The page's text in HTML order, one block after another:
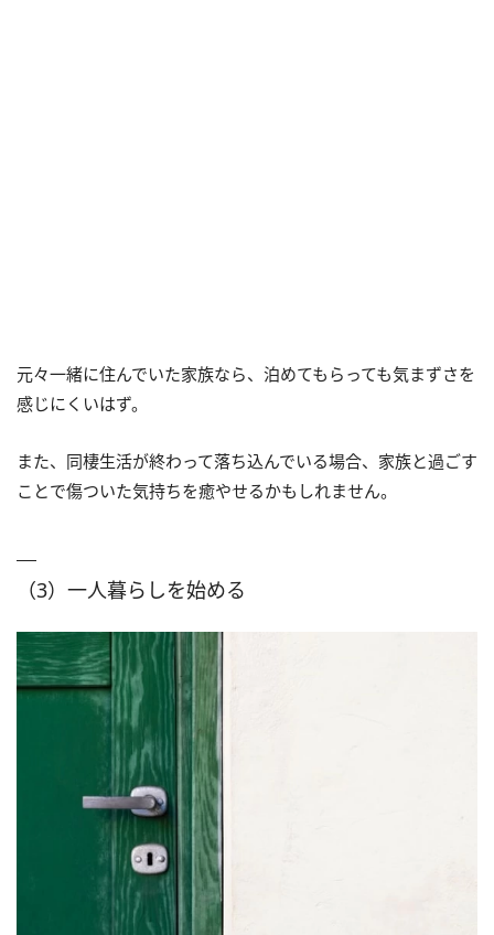
元々一緒に住んでいた家族なら、泊めてもらっても気まずさを
感じにくいはず。
また、同棲生活が終わって落ち込んでいる場合、家族と過ごす
ことで傷ついた気持ちを癒やせるかもしれません。
（3）一人暮らしを始める